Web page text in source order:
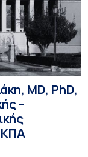
MD, PhD,
–